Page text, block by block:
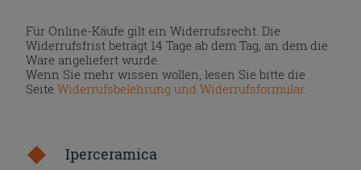
Für Online-Käufe gilt ein Widerrufsrecht. Die
Widerrufsfrist beträgt 14 Tage ab dem Tag, an dem die
Ware angeliefert wurde.
Wenn Sie mehr wissen wollen, lesen Sie bitte die
SeiteWiderrufsbelehrung und Widerrufsformular.
Iperceramica